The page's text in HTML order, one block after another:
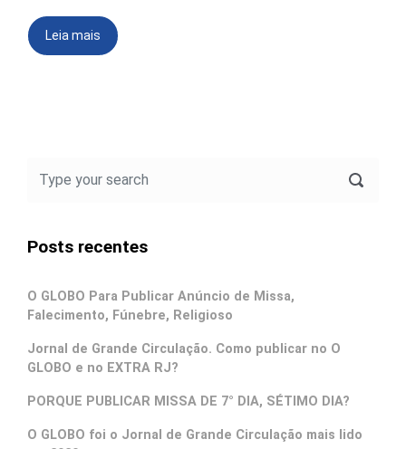
Leia mais
Posts recentes
O GLOBO Para Publicar Anúncio de Missa,
Falecimento, Fúnebre, Religioso
Jornal de Grande Circulação. Como publicar no O
GLOBO e no EXTRA RJ?
PORQUE PUBLICAR MISSA DE 7° DIA, SÉTIMO DIA?
O GLOBO foi o Jornal de Grande Circulação mais lido